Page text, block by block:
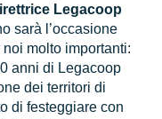
Legacoop
sarà l’occasione
molto importanti:
anni di Legacoop
dei territori di
di festeggiare con